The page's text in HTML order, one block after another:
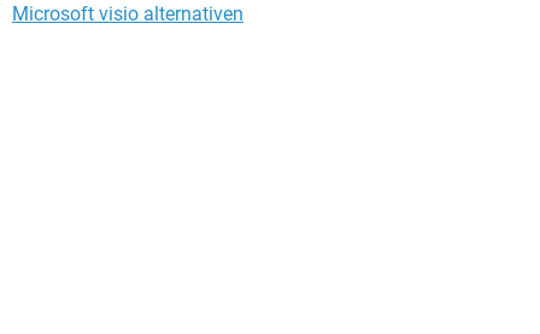
Microsoft visio alternativen